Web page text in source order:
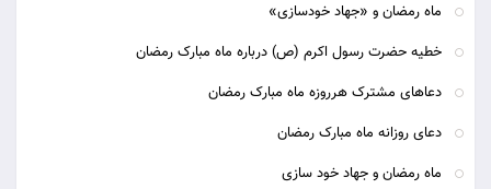
ماه رمضان و «جهاد خودسازی»
خطیه حضرت رسول اکرم (ص) درباره ماه مبارک رمضان
دعاهای مشترک هرروزه ماه مبارک رمضان
دعای روزانه ماه مبارک رمضان
ماه رمضان و جهاد خود سازی